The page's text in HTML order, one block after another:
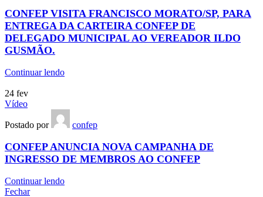
CONFEP VISITA FRANCISCO MORATO/SP, PARA
ENTREGA DA CARTEIRA CONFEP DE
DELEGADO MUNICIPAL AO VEREADOR ILDO
GUSMÃO.
Continuar lendo
24 fev
Vídeo
Postado por confep
CONFEP ANUNCIA NOVA CAMPANHA DE
INGRESSO DE MEMBROS AO CONFEP
Continuar lendo
Fechar